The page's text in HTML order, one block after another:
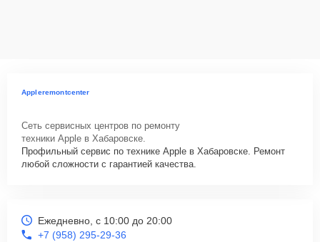
Appleremontcenter
Сеть сервисных центров по ремонту
техники Apple в Хабаровске.
Профильный сервис по технике Apple в Хабаровске. Ремонт
любой сложности с гарантией качества.
Ежедневно, с 10:00 до 20:00
+7 (958) 295-29-36